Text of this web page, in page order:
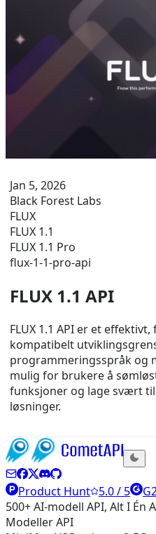
Jan 5, 2026
Black Forest Labs
FLUX
FLUX 1.1
FLUX 1.1 Pro
flux-1-1-pro-api
FLUX 1.1 API
FLUX 1.1 API er et
kompatibelt
programmeringsspråk og
mulig for brukere å
funksjoner og lage svært
løsninger.
Product Hunt 5.0 / 5
500+ AI-modell API, Alt I Én
Modeller API